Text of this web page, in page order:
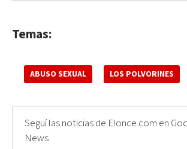
Temas:
ABUSO SEXUAL LOS POLVORINES
Seguí las noticias de Elonce.com en
News